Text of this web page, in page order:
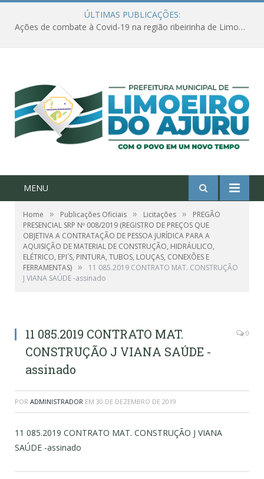
ÚLTIMAS PUBLICAÇÕES:
Ações de combate à Covid-19 na região ribeirinha de Limoeiro do Ajuru continuam
MENU
Home » Publicações Oficiais » Licitações »
PREGÃO
PRESENCIAL SRP Nº 008/2019 (REGISTRO DE PREÇOS QUE
OBJETIVA A CONTRATAÇÃO DE PESSOA JURÍDICA PARA A
AQUISIÇÃO DE MATERIAL DE CONSTRUÇÃO, HIDRÁULICO,
ELÉTRICO, EPI´S, PINTURA, TUBOS, LOUÇAS, CONEXÕES E
FERRAMENTAS) »
11 085.2019 CONTRATO MAT. CONSTRUÇÃO
J VIANA SAÚDE -assinado
11 085.2019 CONTRATO MAT.
CONSTRUÇÃO J VIANA SAÚDE -
assinado
0
POR ADMINISTRADOR EM 30 DE DEZEMBRO DE 2019
11 085.2019 CONTRATO MAT. CONSTRUÇÃO J VIANA
SAÚDE -assinado